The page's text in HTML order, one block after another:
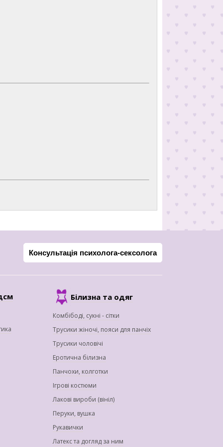
Консультація психолога-сексолога
Білизна та одяг
Комбібоді, сукні - сітки
Трусики жіночі, пояси для панчіх
Трусики чоловічі
Еротична білизна
Панчохи, колготки
Ігрові костюми
Лакові вироби (вініл)
Перуки, вушка
Рукавички
Латекс та догляд за ним